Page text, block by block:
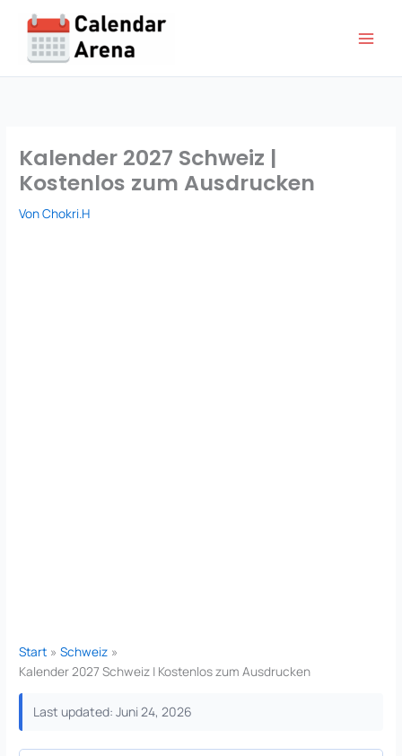
Inhalt
springen
Kalender 2027 Schweiz |
Kostenlos zum Ausdrucken
VonChokri.H
Start
Schweiz
Kalender 2027 Schweiz | Kostenlos zum Ausdrucken
Last updated: Juni 24, 2026